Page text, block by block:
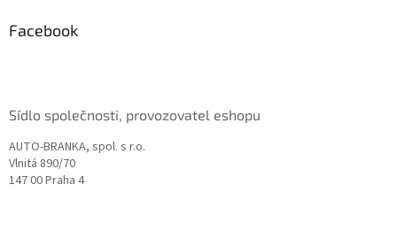
Facebook
Sídlo společnosti, provozovatel eshopu
AUTO-BRANKA, spol. s r.o.
Vlnitá 890/70
147 00 Praha 4